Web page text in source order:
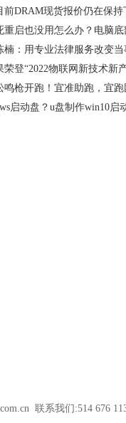
前DRAM现货报价仍在保
楠：用专业法律服务改变当
登“2022物联网新技术新
鸣枪开跑！宜准助跑，宜跑
启动盘？u盘制作win10启
联系我们:514 676